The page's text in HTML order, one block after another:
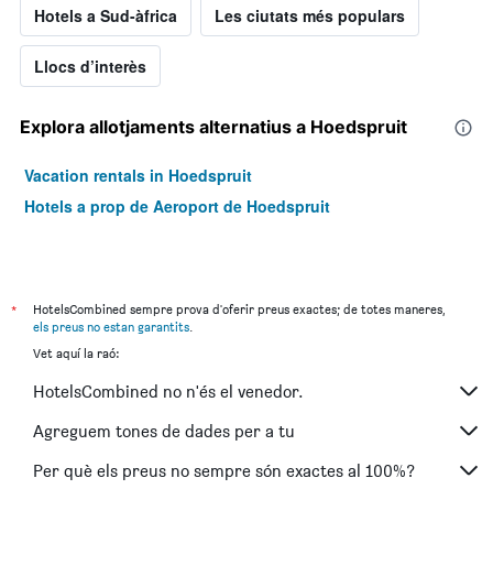
Hotels a Sud-àfrica Les ciutats més populars
Llocs d’interès
Explora allotjaments alternatius a Hoedspruit
Vacation rentals in Hoedspruit
Hotels a prop de Aeroport de Hoedspruit
*
HotelsCombined sempre prova d'oferir preus exactes; de totes maneres,
els preus no estan garantits.
Vet aquí la raó:
HotelsCombined no n'és el venedor.
Agreguem tones de dades per a tu
Per què els preus no sempre són exactes al 100%?